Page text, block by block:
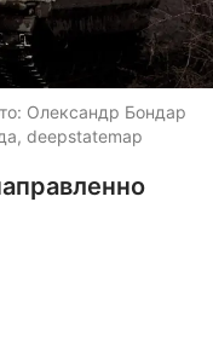
Олександр Бондар
deepstatemap